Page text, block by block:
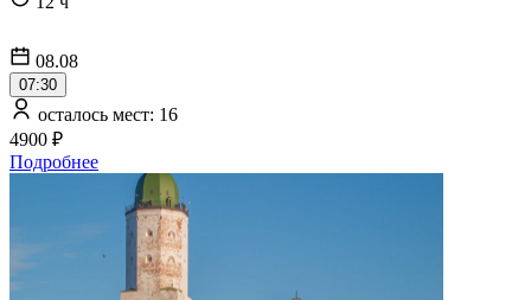
08.08
07:30
осталось мест: 16
4900 ₽
Подробнее